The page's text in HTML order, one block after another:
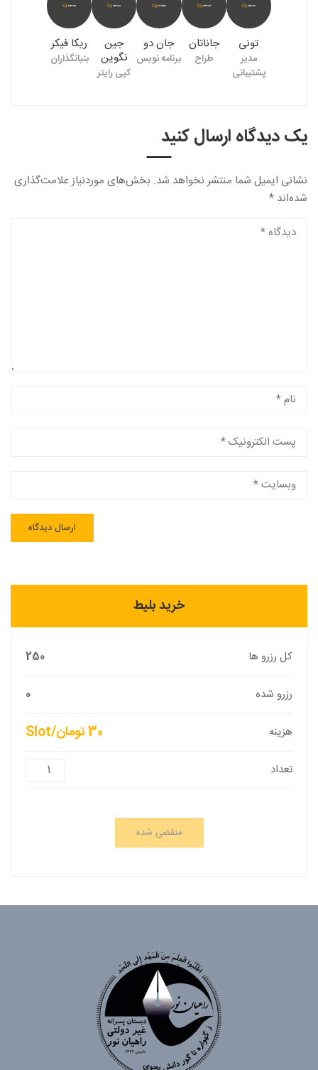
تونی
مدیر
پشتیبانی
جاناتان
طراح
جان دو
برنامه نویس
جین
نگوین
کپی رایتر
ریکا فیکر
بنیانگذاران
یک دیدگاه ارسال کنید
نشانی ایمیل شما منتشر نخواهد شد. بخش‌های موردنیاز علامت‌گذاری
شده‌اند *
خرید بلیط
کل رزرو ها 250
رزرو شده 0
هزینه 30 تومان/Slot
تعداد
منقضی شده